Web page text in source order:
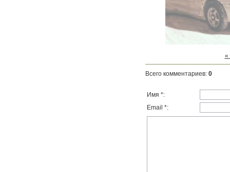
«
Всего комментариев: 0
Имя *:
Email *: